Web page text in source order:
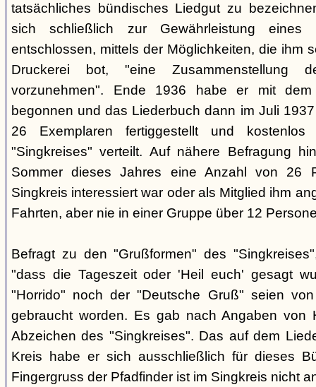
tatsächliches bündisches Liedgut zu
sich schließlich zur Gewährleistung eines
entschlossen, mittels der Möglichkeiten, die ihm
Druckerei bot, "eine Zusammenstellung
vorzunehmen". Ende 1936 habe er mit
begonnen und das Liederbuch dann im Juli
26 Exemplaren fertiggestellt und
"Singkreises" verteilt. Auf nähere Befragung
Sommer dieses Jahres eine Anzahl von 26
Singkreis interessiert war oder als Mitglied ihm
Fahrten, aber nie in einer Gruppe über 12
Befragt zu den "Grußformen" des
"dass die Tageszeit oder 'Heil euch' gesagt
"Horrido" noch der "Deutsche Gruß" seien
gebraucht worden. Es gab nach Angaben von
Abzeichen des "Singkreises". Das auf dem
Kreis habe er sich ausschließlich für dieses
Fingergruss der Pfadfinder ist im Singkreis nicht